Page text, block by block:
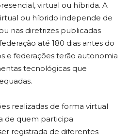
virtual ou híbrida. A
ou híbrido independe de
nas diretrizes publicadas
até 180 dias antes do
e federações terão autonomia
tecnológicas que
realizadas de forma virtual
de quem participa
registrada de diferentes